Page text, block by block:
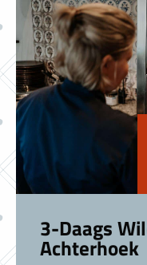
3-Daags
Achterhoek